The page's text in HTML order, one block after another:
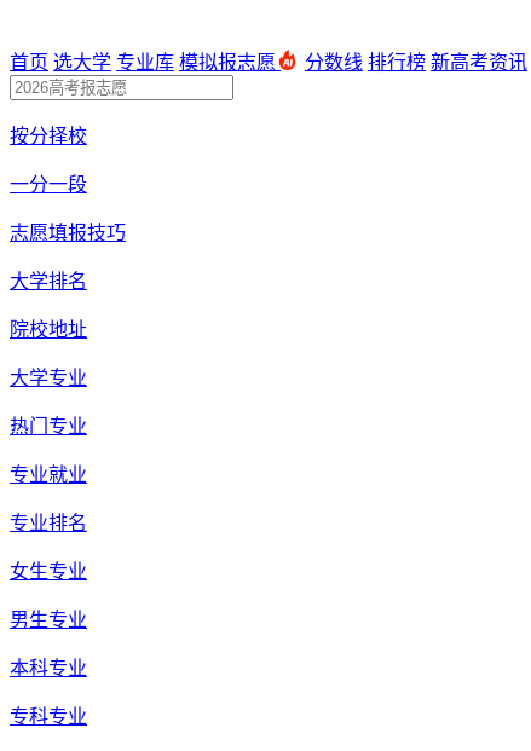
首页 选大学 专业库 模拟报志愿 分数线 排行榜 新高考资讯
按分择校
一分一段
志愿填报技巧
大学排名
院校地址
大学专业
热门专业
专业就业
专业排名
女生专业
男生专业
本科专业
专科专业